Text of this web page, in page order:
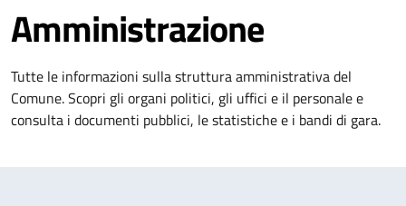
Amministrazione
Tutte le informazioni sulla struttura amministrativa del
Comune. Scopri gli organi politici, gli uffici e il personale e
consulta i documenti pubblici, le statistiche e i bandi di gara.